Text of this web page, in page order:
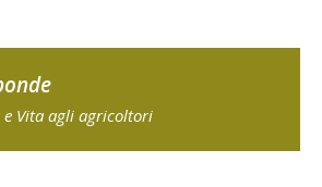
Vita agli agricoltori